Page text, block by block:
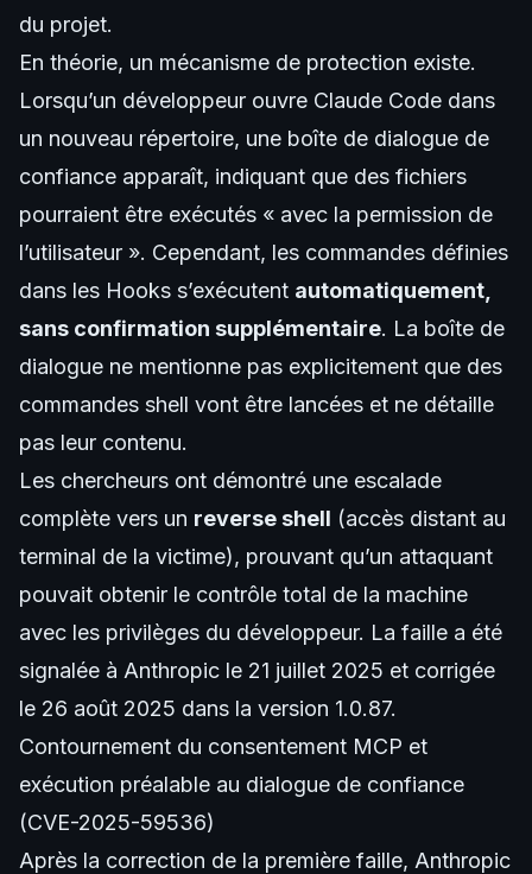
du projet.
En théorie, un mécanisme de protection existe.
Lorsqu’un développeur ouvre Claude Code dans
un nouveau répertoire, une boîte de dialogue de
confiance apparaît, indiquant que des fichiers
pourraient être exécutés « avec la permission de
l’utilisateur ». Cependant, les commandes définies
dans les Hooks s’exécutent automatiquement,
sans confirmation supplémentaire. La boîte de
dialogue ne mentionne pas explicitement que des
commandes shell vont être lancées et ne détaille
pas leur contenu.
Les chercheurs ont démontré une escalade
complète vers un reverse shell (accès distant au
terminal de la victime), prouvant qu’un attaquant
pouvait obtenir le contrôle total de la machine
avec les privilèges du développeur. La faille a été
signalée à Anthropic le 21 juillet 2025 et corrigée
le 26 août 2025 dans la version 1.0.87.
Contournement du consentement MCP et
exécution préalable au dialogue de confiance
(CVE-2025-59536)
Après la correction de la première faille, Anthropic